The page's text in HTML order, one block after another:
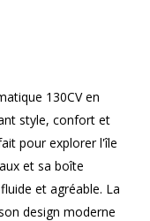
130CV en
style, confort et
pour explorer l'île
et sa boîte
et agréable. La
design moderne